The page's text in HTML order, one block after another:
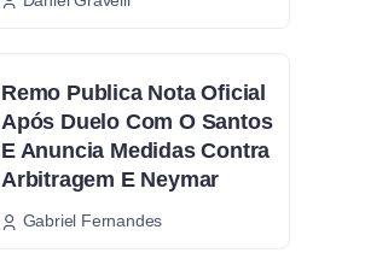
Remo Publica Nota Oficial
Após Duelo Com O Santos
E Anuncia Medidas Contra
Arbitragem E Neymar
Gabriel Fernandes